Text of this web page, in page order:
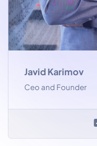
Javid Karimov
Ceo and Founder